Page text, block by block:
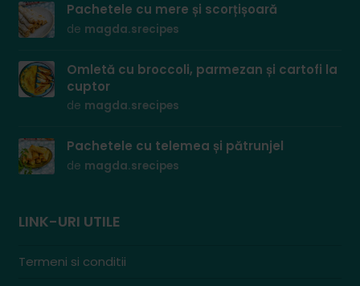
Pachetele cu mere și scorțișoară
de magda.srecipes
Omletă cu broccoli, parmezan și cartofi la
cuptor
de magda.srecipes
Pachetele cu telemea și pătrunjel
de magda.srecipes
LINK-URI UTILE
Termeni si conditii